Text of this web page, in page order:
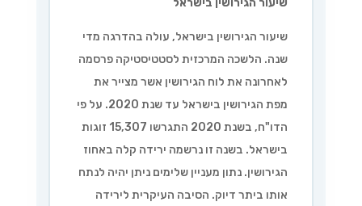
שיעור הגירושין בישראל, עולה בהדרגה מדי
שנה. הלשכה המרכזית לסטטיסטיקה פרסמה
לאחרונה את לוח הגירושין אשר מצייר את
מפת הגירושין בישראל עד שנת 2020. על פי
הדו"ח, בשנת 2020 התגרשו 15,307 זוגות
בישראל. בשנה זו נרשמה ירידה קלה באחוז
הגירושין. נתון מעניין שלימים ניתן יהיה לנתח
אותו ביתר דיוק. הסיבה העיקרית לירידה